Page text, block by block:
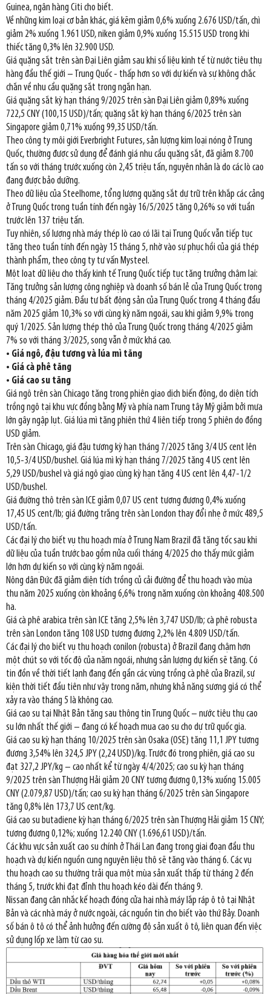
Guinea, ngân hàng Citi cho biết.
Về những kim loại cơ bản khác, giá kẽm giảm 0,6% xuống 2.676 USD/tấn, chì
giảm 2% xuống 1.961 USD, niken giảm 0,9% xuống 15.515 USD trong khi
thiếc tăng 0,3% lên 32.900 USD.
Giá quặng sắt trên sàn Đại Liên giảm sau khi số liệu kinh tế từ nước tiêu thụ
hàng đầu thế giới – Trung Quốc - thấp hơn so với dự kiến và sự không chắc
chắn về nhu cầu quặng sắt trong ngắn hạn.
Giá quặng sắt kỳ hạn tháng 9/2025 trên sàn Đại Liên giảm 0,89% xuống
722,5 CNY (100,15 USD)/tấn; quặng sắt kỳ hạn tháng 6/2025 trên sàn
Singapore giảm 0,71% xuống 99,35 USD/tấn.
Theo công ty môi giới Everbright Futures, sản lượng kim loại nóng ở Trung
Quốc, thường được sử dụng để đánh giá nhu cầu quặng sắt, đã giảm 8.700
tấn so với tháng trước xuống còn 2,45 triệu tấn, nguyên nhân là do các lò cao
đang được bảo dưỡng.
Theo dữ liệu của Steelhome, tổng lượng quặng sắt dự trữ trên khắp các cảng
ở Trung Quốc trong tuần tính đến ngày 16/5/2025 tăng 0,26% so với tuần
trước lên 137 triệu tấn.
Tuy nhiên, số lượng nhà máy thép lò cao có lãi tại Trung Quốc vẫn tiếp tục
tăng theo tuần tính đến ngày 15 tháng 5, nhờ vào sự phục hồi của giá thép
thành phẩm, theo công ty tư vấn Mysteel.
Một loạt dữ liệu cho thấy kinh tế Trung Quốc tiếp tục tăng trưởng chậm lại:
Tăng trưởng sản lượng công nghiệp và doanh số bán lẻ của Trung Quốc trong
tháng 4/2025 giảm. Đầu tư bất động sản của Trung Quốc trong 4 tháng đầu
năm 2025 giảm 10,3% so với cùng kỳ năm ngoái, sau khi giảm 9,9% trong
quý 1/2025. Sản lượng thép thô của Trung Quốc trong tháng 4/2025 giảm
7% so với tháng 3/2025, song vẫn ở mức khá cao.
• Giá ngô, đậu tương và lúa mì tăng
• Giá cà phê tăng
• Giá cao su tăng
Giá ngô trên sàn Chicago tăng trong phiên giao dịch biến động, do diện tích
trồng ngô tại khu vực đồng bằng Mỹ và phía nam Trung tây Mỹ giảm bởi mưa
lớn gây ngập lụt. Giá lúa mì tăng phiên thứ 4 liên tiếp trong 5 phiên do đồng
USD giảm.
Trên sàn Chicago, giá đậu tương kỳ hạn tháng 7/2025 tăng 3/4 US cent lên
10,5-3/4 USD/bushel. Giá lúa mì kỳ hạn tháng 7/2025 tăng 4 US cent lên
5,29 USD/bushel và giá ngô giao cùng kỳ hạn tăng 4 US cent lên 4,47-1/2
USD/bushel.
Giá đường thô trên sàn ICE giảm 0,07 US cent tương đương 0,4% xuống
17,45 US cent/lb; giá đường trắng trên sàn London thay đổi nhẹ ở mức 489,5
USD/tấn.
Các đại lý cho biết vụ thu hoạch mía ở Trung Nam Brazil đã tăng tốc sau khi
dữ liệu của tuần trước bao gồm nửa cuối tháng 4/2025 cho thấy mức giảm
lớn hơn dự kiến so với cùng kỳ năm ngoái.
Nông dân Đức đã giảm diện tích trồng củ cải đường để thu hoạch vào mùa
thu năm 2025 xuống còn khoảng 6,6% trong năm xuống còn khoảng 408.500
ha.
Giá cà phê arabica trên sàn ICE tăng 2,5% lên 3,747 USD/lb; cà phê robusta
trên sàn London tăng 108 USD tương đương 2,2% lên 4.809 USD/tấn.
Các đại lý cho biết vụ thu hoạch conilon (robusta) ở Brazil đang chậm hơn
một chút so với tốc độ của năm ngoái, nhưng sản lượng dự kiến sẽ tăng. Có
tin đồn về thời tiết lạnh đang đến gần các vùng trồng cà phê của Brazil, sự
kiện thời tiết đầu tiên như vậy trong năm, nhưng khả năng sương giá có thể
xảy ra vào tháng 5 là không cao.
Giá cao su tại Nhật Bản tăng sau thông tin Trung Quốc – nước tiêu thụ cao
su lớn nhất thế giới – đang có kế hoạch mua cao su cho dự trữ quốc gia.
Giá cao su kỳ hạn tháng 10/2025 trên sàn Osaka (OSE) tăng 11,1 JPY tương
đương 3,54% lên 324,5 JPY (2,24 USD)/kg. Trước đó trong phiên, giá cao su
đạt 327,2 JPY/kg – cao nhất kể từ ngày 4/4/2025; cao su kỳ hạn tháng
9/2025 trên sàn Thượng Hải giảm 20 CNY tương đương 0,13% xuống 15.005
CNY (2.079,87 USD)/tấn; cao su kỳ hạn tháng 6/2025 trên sàn Singapore
tăng 0,8% lên 173,7 US cent/kg.
Giá cao su butadiene kỳ hạn tháng 6/2025 trên sàn Thượng Hải giảm 15 CNY;
tương đương 0,12%; xuống 12.240 CNY (1.696,61 USD)/tấn.
Các khu vực sản xuất cao su chính ở Thái Lan đang trong giai đoạn đầu thu
hoạch và dự kiến nguồn cung nguyên liệu thô sẽ tăng vào tháng 6. Các vụ
thu hoạch cao su thường trải qua một mùa sản xuất thấp từ tháng 2 đến
tháng 5, trước khi đạt đỉnh thu hoạch kéo dài đến tháng 9.
Nissan đang cân nhắc kế hoạch đóng cửa hai nhà máy lắp ráp ô tô tại Nhật
Bản và các nhà máy ở nước ngoài, các nguồn tin cho biết vào thứ Bảy. Doanh
số bán ô tô có thể ảnh hưởng đến cường độ sản xuất ô tô, liên quan đến việc
sử dụng lốp xe làm từ cao su.